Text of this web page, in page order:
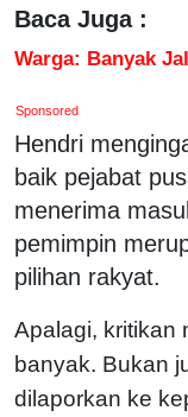
Baca Juga :
Warga: Banyak
Sponsored
Hendri
baik pejabat
menerima
pemimpin
pilihan rakyat.
Apalagi, kritikan
banyak. Bukan
dilaporkan ke